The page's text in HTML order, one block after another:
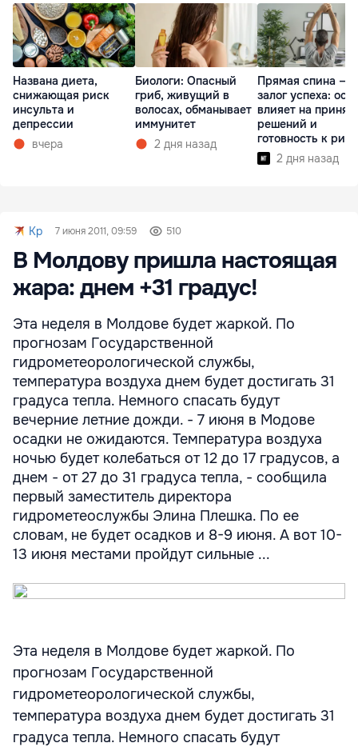
Названа диета,
снижающая риск
инсульта и
депрессии
вчера
Биологи: Опасный
гриб, живущий в
волосах, обманывает
иммунитет
2 дня назад
Прямая спина —
залог успеха:
влияет на
решений и
готовность к
2 дня назад
Kp 7 июня 2011, 09:59 510
В Молдову пришла настоящая
жара: днем +31 градус!
Эта неделя в Молдове будет жаркой. По
прогнозам Государственной
гидрометеорологической службы,
температура воздуха днем будет достигать 31
градуса тепла. Немного спасать будут
вечерние летние дожди. - 7 июня в Модове
осадки не ожидаются. Температура воздуха
ночью будет колебаться от 12 до 17 градусов, а
днем - от 27 до 31 градуса тепла, - сообщила
первый заместитель директора
гидрометеослужбы Элина Плешка. По ее
словам, не будет осадков и 8-9 июня. А вот 10-
13 июня местами пройдут сильные ...
Эта неделя в Молдове будет жаркой. По
прогнозам Государственной
гидрометеорологической службы,
температура воздуха днем будет достигать 31
градуса тепла. Немного спасать будут